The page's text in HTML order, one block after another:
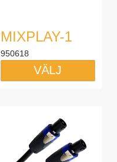
MIXPLAY-1
950618
VÄLJ